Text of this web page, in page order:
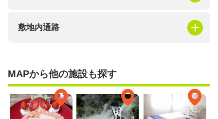
敷地内通路
MAPから他の施設も探す